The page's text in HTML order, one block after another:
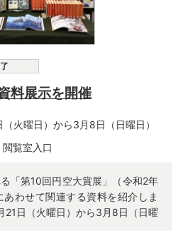
料展示を開催
（火曜日）から3月8日（日曜日）
覧室入口
「第10回円空大賞展」（令和2年
わせて関連する資料を紹介しま
21日（火曜日）から3月8日（日曜